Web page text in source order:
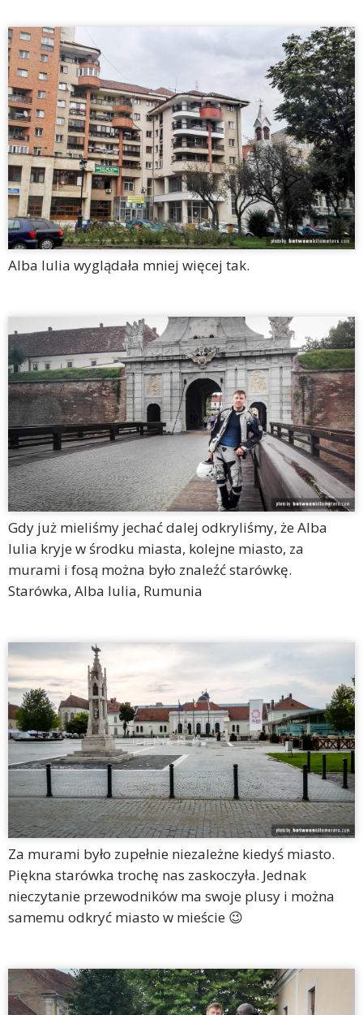
Alba Iulia wyglądała mniej więcej tak.
Gdy już mieliśmy jechać dalej odkryliśmy, że Alba
Iulia kryje w środku miasta, kolejne miasto, za
murami i fosą można było znaleźć starówkę.
Starówka, Alba Iulia, Rumunia
Za murami było zupełnie niezależne kiedyś miasto.
Piękna starówka trochę nas zaskoczyła. Jednak
nieczytanie przewodników ma swoje plusy i można
samemu odkryć miasto w mieście 😉